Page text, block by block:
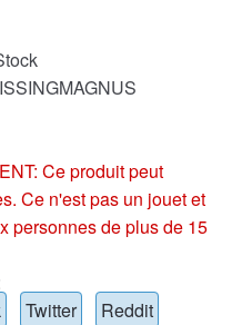
Ce produit peut
Ce n'est pas un jouet et
personnes de plus de 15
Twitter Reddit